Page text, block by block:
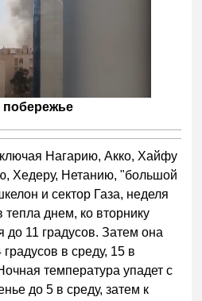
Нагарию, Акко, Хайфу
Хедеру, Нетанию, "большой
и сектор Газа, неделя
тепла днем, ко вторнику
до 11 градусов. Затем она
в среду, 15 в
температура упадет с
до 5 в среду, затем к